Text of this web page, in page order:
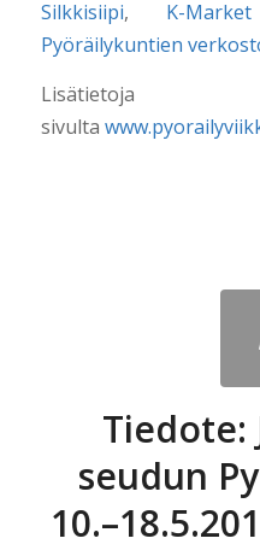
Silkkisiipi, K-
Pyöräilykuntien
Lisätietoja
sivulta
Tiedote:
seudun